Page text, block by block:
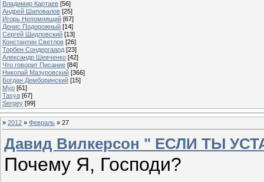
Владимир Картаев [56]
Андрей Шаповалов [25]
Игорь Непомнящий [67]
Денис Подорожный [14]
Сергей Шидловский [13]
Константин Светлов [26]
Торбен Сондергаард [23]
Александр Шевченко [42]
Что говорит Писание [84]
Николай Мазуровский [366]
Богдан Демборинский [15]
Мур [61]
Tasya [67]
Sergey [99]
» 2012 » Февраль » 27
Давид Вилкерсон " ЕСЛИ ТЫ
Почему Я, Господи?